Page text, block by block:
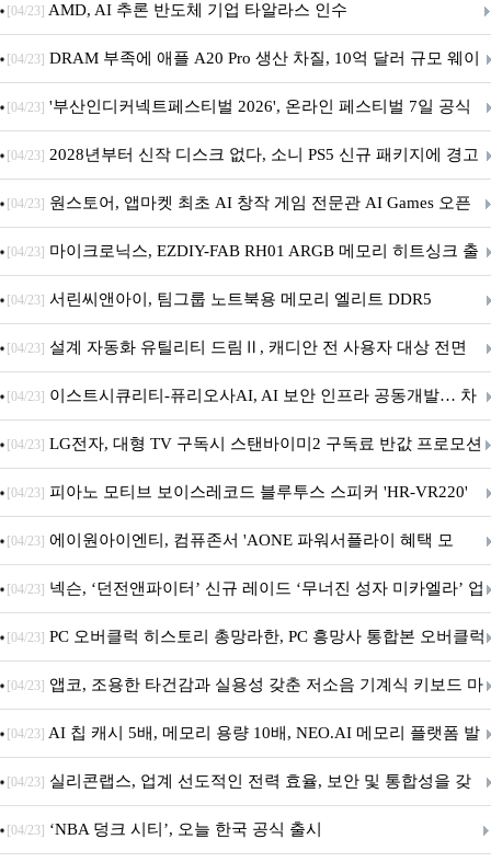
[04/23] AMD, AI 추론 반도체 기업 타알라스 인수
[04/23] DRAM 부족에 애플 A20 Pro 생산 차질, 10억 달러 규모 웨이
퍼 대기
[04/23] '부산인디커넥트페스티벌 2026', 온라인 페스티벌 7일 공식
개막... 22일간 진행
[04/23] 2028년부터 신작 디스크 없다, 소니 PS5 신규 패키지에 경고
문 추가
[04/23] 원스토어, 앱마켓 최초 AI 창작 게임 전문관 AI Games 오픈
[04/23] 마이크로닉스, EZDIY-FAB RH01 ARGB 메모리 히트싱크 출
시
[04/23] 서린씨앤아이, 팀그룹 노트북용 메모리 엘리트 DDR5
5600MHz 16GB 출시
[04/23] 설계 자동화 유틸리티 드림Ⅱ, 캐디안 전 사용자 대상 전면
무상 배포
[04/23] 이스트시큐리티-퓨리오사AI, AI 보안 인프라 공동개발… 차
세대 AI 보안 플랫폼 구축
[04/23] LG전자, 대형 TV 구독시 스탠바이미2 구독료 반값 프로모션
[04/23] 피아노 모티브 보이스레코드 블루투스 스피커 'HR-VR220'
출시
[04/23] 에이원아이엔티, 컴퓨존서 'AONE 파워서플라이 혜택 모
음.ZIP' 이벤트 진행
[04/23] 넥슨, ‘던전앤파이터’ 신규 레이드 ‘무너진 성자 미카엘라’ 업
데이트!
[04/23] PC 오버클럭 히스토리 총망라한, PC 흥망사 통합본 오버클럭
특집(1-4편)
[04/23] 앱코, 조용한 타건감과 실용성 갖춘 저소음 기계식 키보드 마
우스 세트 'KM580' 출시
[04/23] AI 칩 캐시 5배, 메모리 용량 10배, NEO.AI 메모리 플랫폼 발
표
[04/23] 실리콘랩스, 업계 선도적인 전력 효율, 보안 및 통합성을 갖
춘 초저전력 블루투스 LE SoC ‘BG2B’ 공개
[04/23] ‘NBA 덩크 시티’, 오늘 한국 공식 출시